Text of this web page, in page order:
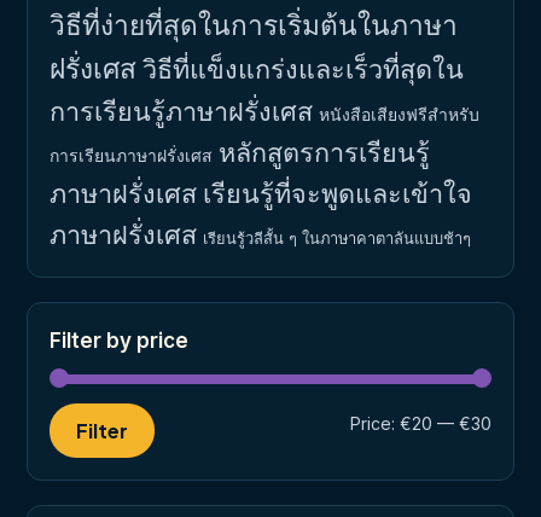
วิธีที่ง่ายที่สุดในการเริ่มต้นในภาษา
ฝรั่งเศสวิธีที่แข็งแกร่งและเร็วที่สุดใน
การเรียนรู้ภาษาฝรั่งเศส หนังสือเสียงฟรีสำหรับ
การเรียนภาษาฝรั่งเศส หลักสูตรการเรียนรู้
ภาษาฝรั่งเศส เรียนรู้ที่จะพูดและเข้าใจ
ภาษาฝรั่งเศส เรียนรู้วลีสั้น ๆ ในภาษาคาตาลันแบบช้าๆ
Filter by price
Filter Price: €20 — €30